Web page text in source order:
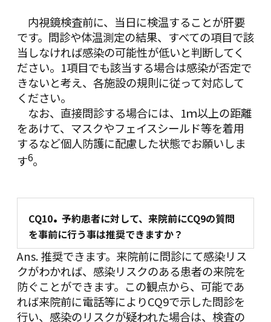
内視鏡検査前に、当日に検温することが肝要
です。問診や体温測定の結果、すべての項目で該
当しなければ感染の可能性が低いと判断してく
ださい。1項目でも該当する場合は感染が否定で
きないと考え、各施設の規則に従って対応して
ください。
なお、直接問診する場合には、1ｍ以上の距離
をあけて、マスクやフェイスシールド等を着用
するなど個人防護に配慮した状態でお願いしま
す6。
CQ10. 予約患者に対して、来院前にCQ9の質問
を事前に行う事は推奨できますか？
Ans. 推奨できます。来院前に問診にて感染リス
クがわかれば、感染リスクのある患者の来院を
防ぐことができます。この観点から、可能であ
れば来院前に電話等によりCQ9で示した問診を
行い、感染のリスクが疑われた場合は、検査の